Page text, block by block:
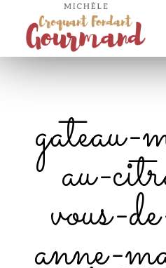
gateau-
au-
vous-